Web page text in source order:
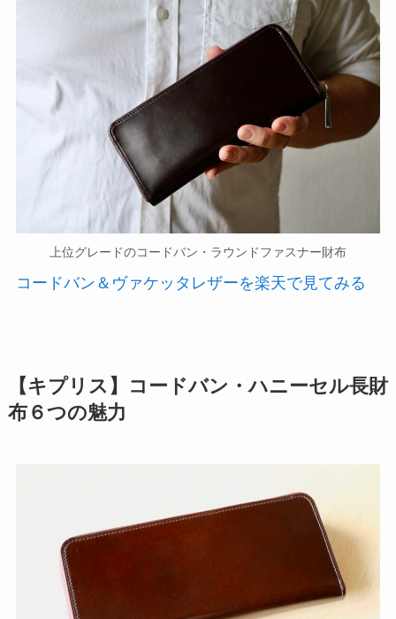
上位グレードのコードバン・ラウンドファスナー財布
コードバン＆ヴァケッタレザーを楽天で見てみる
【キプリス】コードバン・ハニーセル長財
布６つの魅力